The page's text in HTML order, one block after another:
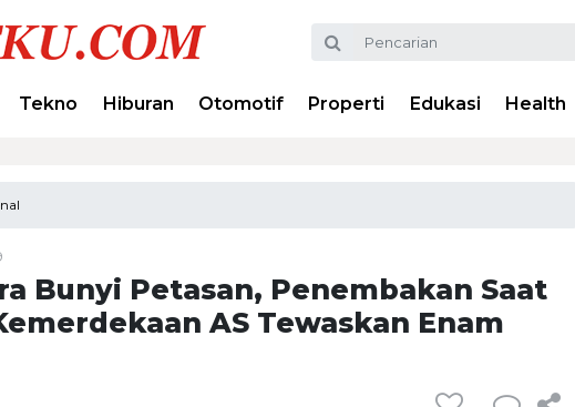
Tekno Hiburan Otomotif Properti Edukasi Health
Bunyi Petasan, Penembakan Saat
AS Tewaskan Enam